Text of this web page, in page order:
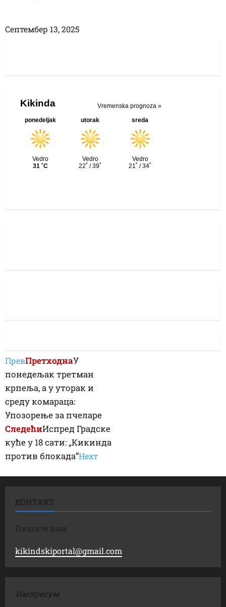
Септембер 13, 2025
ПревПретходнаУ
понедељак третман
крпеља, а у уторак и
среду комараца:
Упозорење за пчеларе
СледећиИспред Градске
куће у 18 сати: „Кикинда
против блокада”Неxт
КОНТАКТ
Пишите нам
kikindskiportal@gmail.com
Импресум